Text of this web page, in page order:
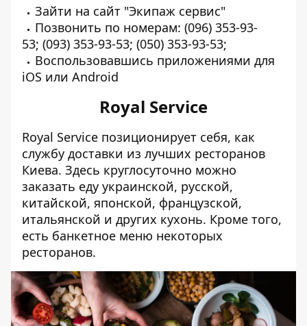
Зайти на сайт "Экипаж сервис"
Позвонить по номерам: (096) 353-93-
53; (093) 353-93-53; (050) 353-93-53;
Воспользовавшись приложениями для
iOS или Android
Royal Service
Royal Service позиционирует себя, как
службу доставки из лучших ресторанов
Киева. Здесь круглосуточно можно
заказать еду украинской, русской,
китайской, японской, французской,
итальянской и других кухонь. Кроме того,
есть банкетное меню некоторых
ресторанов.